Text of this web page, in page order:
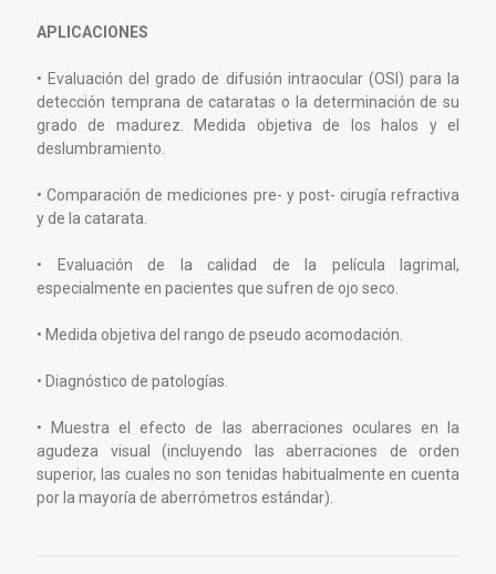
APLICACIONES
• Evaluación del grado de difusión intraocular (OSI) para la
detección temprana de cataratas o la determinación de su
grado de madurez. Medida objetiva de los halos y el
deslumbramiento.
• Comparación de mediciones pre- y post- cirugía refractiva
y de la catarata.
• Evaluación de la calidad de la película lagrimal,
especialmente en pacientes que sufren de ojo seco.
• Medida objetiva del rango de pseudo acomodación.
• Diagnóstico de patologías.
• Muestra el efecto de las aberraciones oculares en la
agudeza visual (incluyendo las aberraciones de orden
superior, las cuales no son tenidas habitualmente en cuenta
por la mayoría de aberrómetros estándar).